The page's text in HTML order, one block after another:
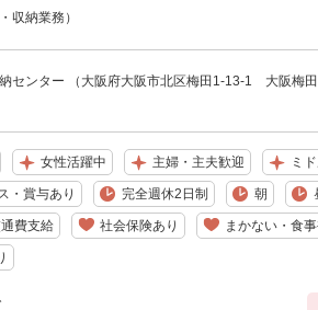
収納業務）
センター （大阪府大阪市北区梅田1-13-1 大阪梅田
女性活躍中 主婦・主夫歓迎 ミ
・賞与あり 完全週休2日制 朝
費支給 社会保険あり まかない・食